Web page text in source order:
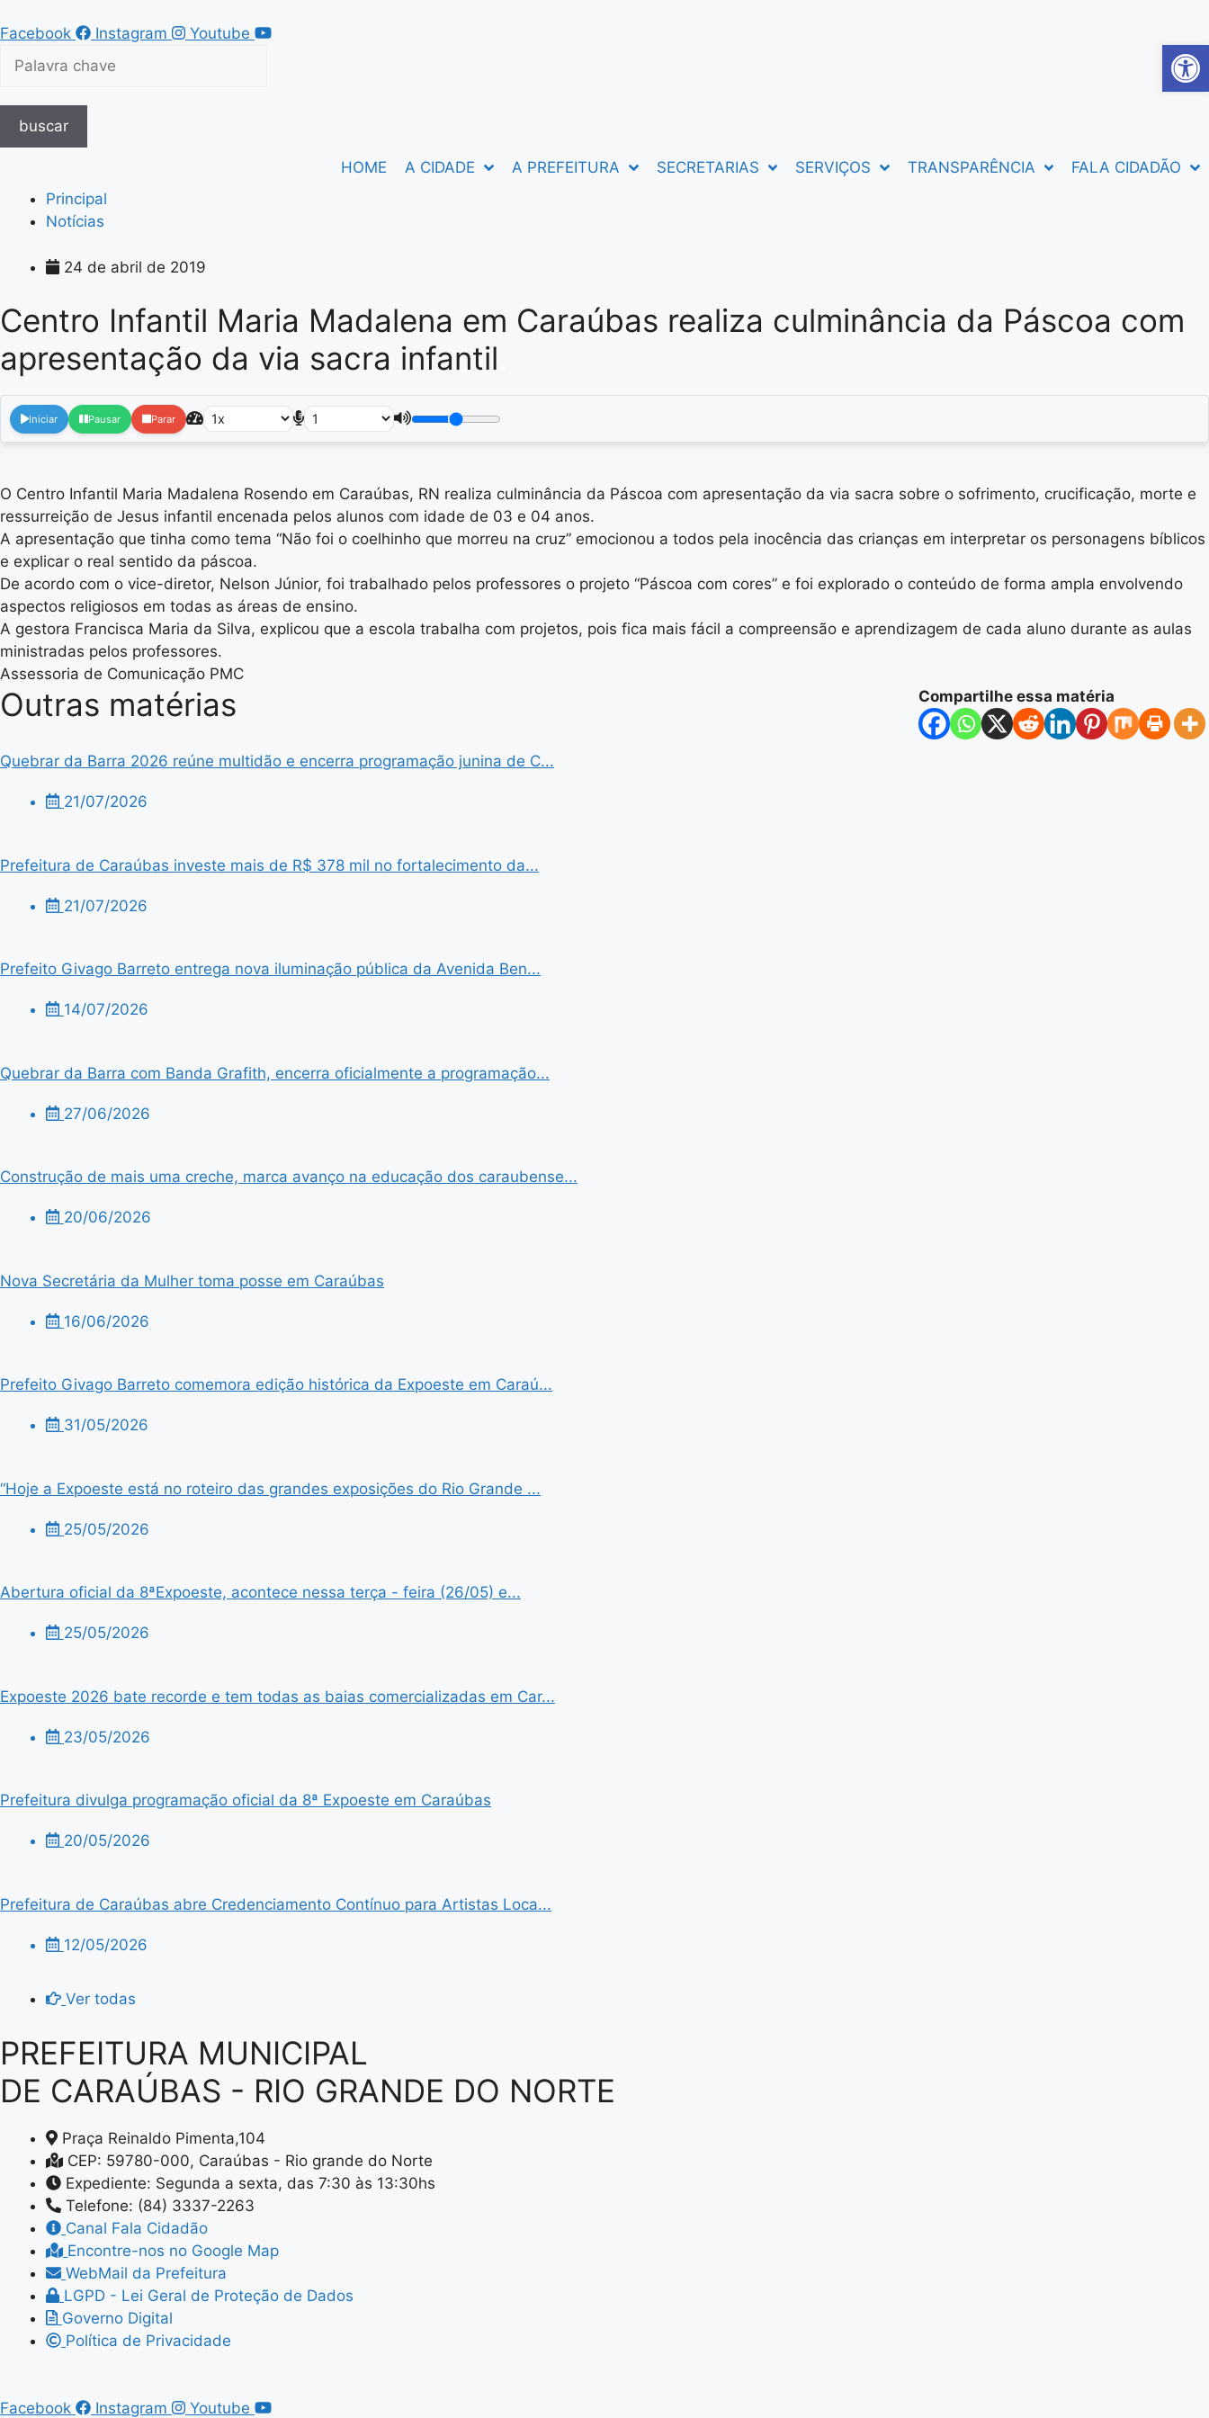
para
Facebook Instagram Youtube
buscar
HOME A CIDADE A PREFEITURA SECRETARIAS SERVIÇOS TRANSPARÊNCIA
FALA CIDADÃO
Principal
Notícias
24 de abril de 2019
Centro Infantil Maria Madalena em Caraúbas realiza culminância da Páscoa com
apresentação da via sacra infantil
Iniciar Pausar Parar
O Centro Infantil Maria Madalena Rosendo em Caraúbas, RN realiza culminância da Páscoa com apresentação da via sacra sobre o sofrimento, crucificação, morte e
ressurreição de Jesus infantil encenada pelos alunos com idade de 03 e 04 anos.
A apresentação que tinha como tema “Não foi o coelhinho que morreu na cruz” emocionou a todos pela inocência das crianças em interpretar os personagens bíblicos
e explicar o real sentido da páscoa.
De acordo com o vice-diretor, Nelson Júnior, foi trabalhado pelos professores o projeto “Páscoa com cores” e foi explorado o conteúdo de forma ampla envolvendo
aspectos religiosos em todas as áreas de ensino.
A gestora Francisca Maria da Silva, explicou que a escola trabalha com projetos, pois fica mais fácil a compreensão e aprendizagem de cada aluno durante as aulas
ministradas pelos professores.
Assessoria de Comunicação PMC
Compartilhe essa matéria
Outras matérias
Quebrar da Barra 2026 reúne multidão e encerra programação junina de C...
21/07/2026
Prefeitura de Caraúbas investe mais de R$ 378 mil no fortalecimento da...
21/07/2026
Prefeito Givago Barreto entrega nova iluminação pública da Avenida Ben...
14/07/2026
Quebrar da Barra com Banda Grafith, encerra oficialmente a programação...
27/06/2026
Construção de mais uma creche, marca avanço na educação dos caraubense...
20/06/2026
Nova Secretária da Mulher toma posse em Caraúbas
16/06/2026
Prefeito Givago Barreto comemora edição histórica da Expoeste em Caraú...
31/05/2026
“Hoje a Expoeste está no roteiro das grandes exposições do Rio Grande ...
25/05/2026
Abertura oficial da 8ªExpoeste, acontece nessa terça - feira (26/05) e...
25/05/2026
Expoeste 2026 bate recorde e tem todas as baias comercializadas em Car...
23/05/2026
Prefeitura divulga programação oficial da 8ª Expoeste em Caraúbas
20/05/2026
Prefeitura de Caraúbas abre Credenciamento Contínuo para Artistas Loca...
12/05/2026
Ver todas
PREFEITURA MUNICIPAL
DE CARAÚBAS - RIO GRANDE DO NORTE
Praça Reinaldo Pimenta,104
CEP: 59780-000, Caraúbas - Rio grande do Norte
Expediente: Segunda a sexta, das 7:30 às 13:30hs
Telefone: (84) 3337-2263
Canal Fala Cidadão
Encontre-nos no Google Map
WebMail da Prefeitura
LGPD - Lei Geral de Proteção de Dados
Governo Digital
Política de Privacidade
Facebook Instagram Youtube
Abrir